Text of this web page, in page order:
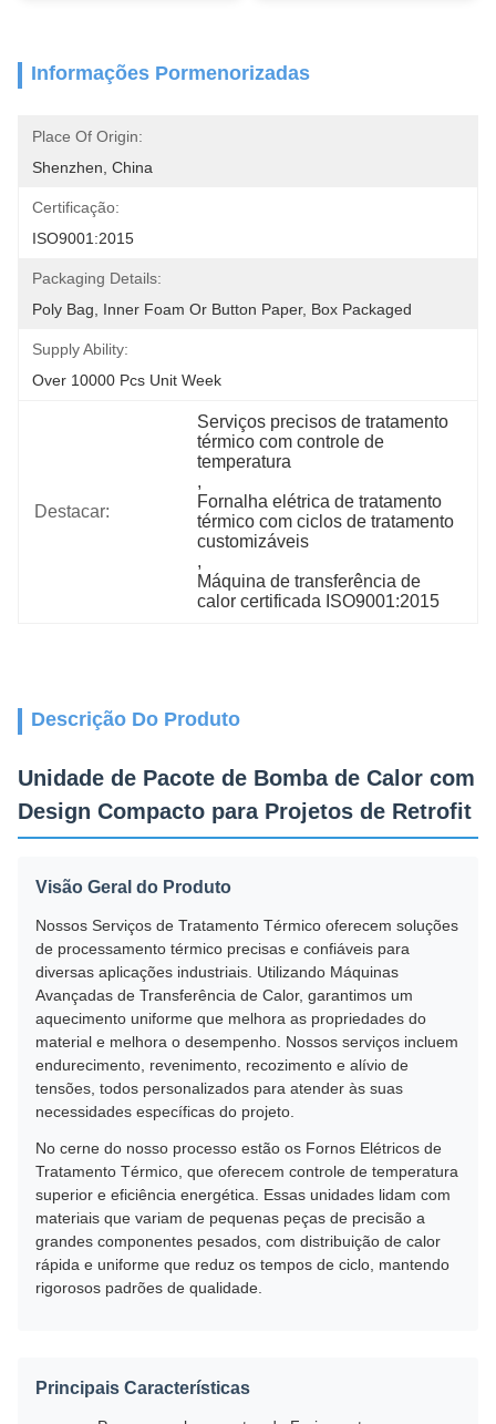
Informações Pormenorizadas
Place Of Origin:
Shenzhen, China
Certificação:
ISO9001:2015
Packaging Details:
Poly Bag, Inner Foam Or Button Paper, Box Packaged
Supply Ability:
Over 10000 Pcs Unit Week
Destacar:
Serviços precisos de tratamento
térmico com controle de
temperatura
,
Fornalha elétrica de tratamento
térmico com ciclos de tratamento
customizáveis
,
Máquina de transferência de
calor certificada ISO9001:2015
Descrição Do Produto
Unidade de Pacote de Bomba de Calor com
Design Compacto para Projetos de Retrofit
Visão Geral do Produto
Nossos Serviços de Tratamento Térmico oferecem soluções
de processamento térmico precisas e confiáveis para
diversas aplicações industriais. Utilizando Máquinas
Avançadas de Transferência de Calor, garantimos um
aquecimento uniforme que melhora as propriedades do
material e melhora o desempenho. Nossos serviços incluem
endurecimento, revenimento, recozimento e alívio de
tensões, todos personalizados para atender às suas
necessidades específicas do projeto.
No cerne do nosso processo estão os Fornos Elétricos de
Tratamento Térmico, que oferecem controle de temperatura
superior e eficiência energética. Essas unidades lidam com
materiais que variam de pequenas peças de precisão a
grandes componentes pesados, com distribuição de calor
rápida e uniforme que reduz os tempos de ciclo, mantendo
rigorosos padrões de qualidade.
Principais Características